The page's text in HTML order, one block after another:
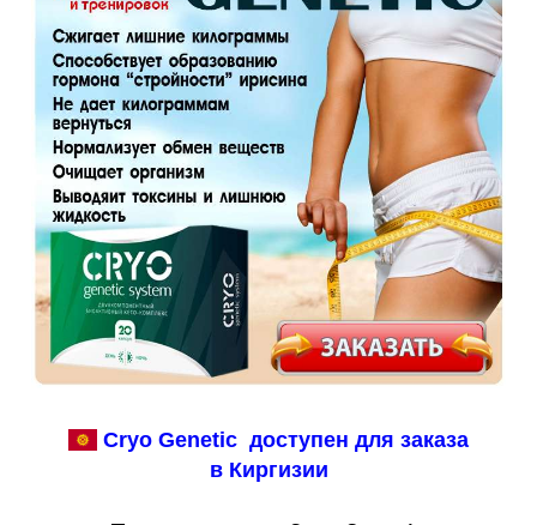
Cryo Genetic доступен для заказа
в Киргизии